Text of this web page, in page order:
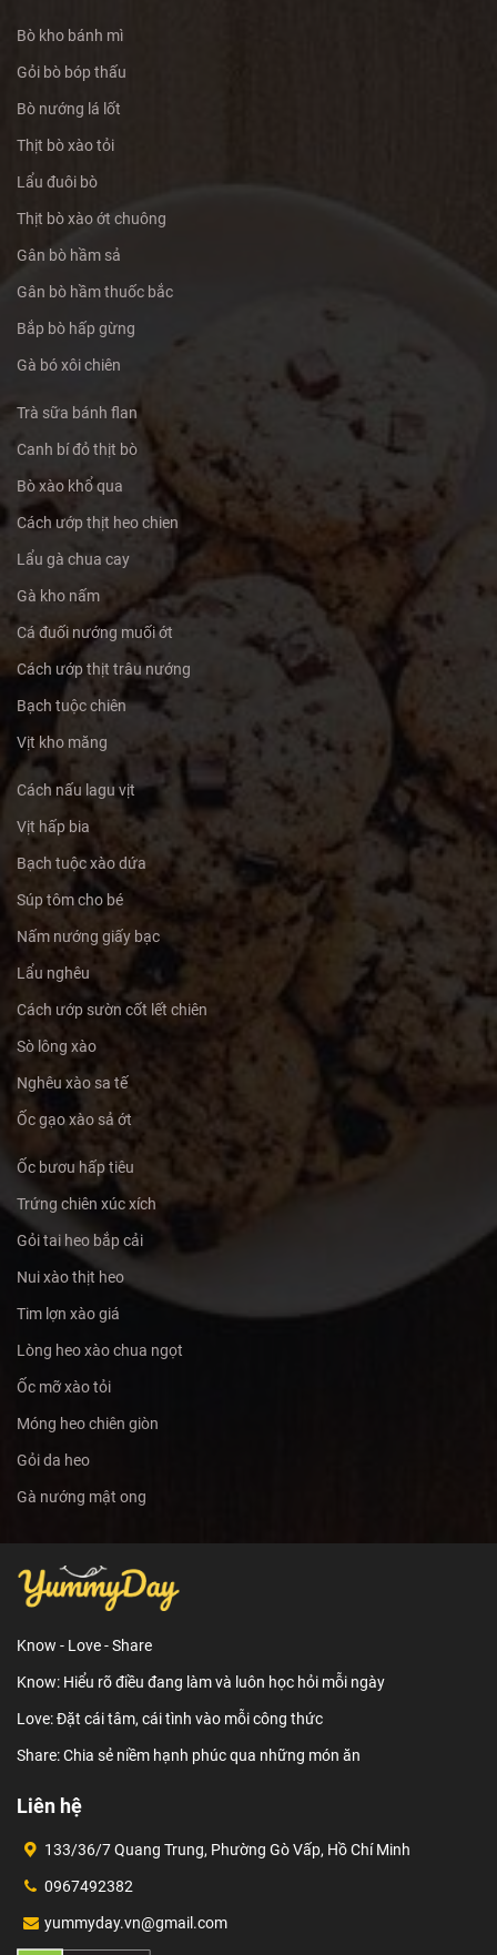
Bò kho bánh mì
Gỏi bò bóp thấu
Bò nướng lá lốt
Thịt bò xào tỏi
Lẩu đuôi bò
Thịt bò xào ớt chuông
Gân bò hầm sả
Gân bò hầm thuốc bắc
Bắp bò hấp gừng
Gà bó xôi chiên
Trà sữa bánh flan
Canh bí đỏ thịt bò
Bò xào khổ qua
Cách ướp thịt heo chien
Lẩu gà chua cay
Gà kho nấm
Cá đuối nướng muối ớt
Cách ướp thịt trâu nướng
Bạch tuộc chiên
Vịt kho măng
Cách nấu lagu vịt
Vịt hấp bia
Bạch tuộc xào dứa
Súp tôm cho bé
Nấm nướng giấy bạc
Lẩu nghêu
Cách ướp sườn cốt lết chiên
Sò lông xào
Nghêu xào sa tế
Ốc gạo xào sả ớt
Ốc bươu hấp tiêu
Trứng chiên xúc xích
Gỏi tai heo bắp cải
Nui xào thịt heo
Tim lợn xào giá
Lòng heo xào chua ngọt
Ốc mỡ xào tỏi
Móng heo chiên giòn
Gỏi da heo
Gà nướng mật ong
Know - Love - Share
Know: Hiểu rõ điều đang làm và luôn học hỏi mỗi ngày
Love: Đặt cái tâm, cái tình vào mỗi công thức
Share: Chia sẻ niềm hạnh phúc qua những món ăn
Liên hệ
133/36/7 Quang Trung, Phường Gò Vấp, Hồ Chí Minh
0967492382
yummyday.vn@gmail.com